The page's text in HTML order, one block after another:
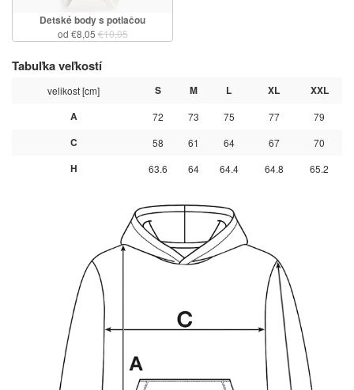
Detské body s potlačou
od €8,05€10,05
Tabuľka veľkostí
velikost [cm] S M L XL
XXL
A
72 73 75 77 79
C 58 61 64 67 70
H 63.6 64 64.4 64.8 65.2